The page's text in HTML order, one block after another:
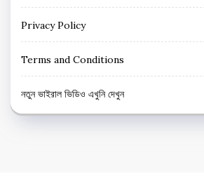
Privacy Policy
Terms and Conditions
নতুন ভাইরাল ভিডিও এখুনি দেখুন